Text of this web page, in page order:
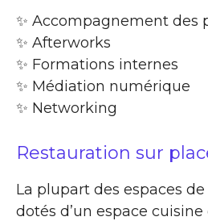
✨​ Accompagnement des
✨​ Afterworks
✨​ Formations internes
✨​ Médiation numérique
✨​ Networking
Restauration sur
La plupart des espaces
dotés d’un espace